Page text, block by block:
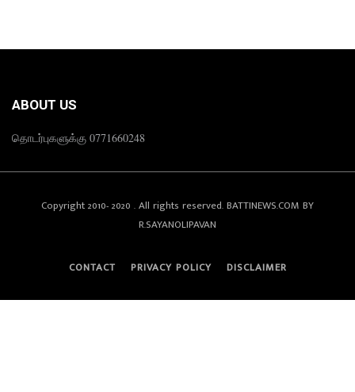
ABOUT US
தொடர்புகளுக்கு 0771660248
Copyright 2010- 2020 . All rights reserved. BATTINEWS.COM BY
R.SAYANOLIPAVAN
CONTACT PRIVACY POLICY DISCLAIMER